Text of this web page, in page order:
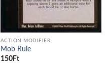
ACTION MODIFIER
Mob Rule
150Ft